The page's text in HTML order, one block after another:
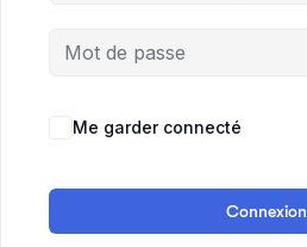
Me garder connecté
Connexion